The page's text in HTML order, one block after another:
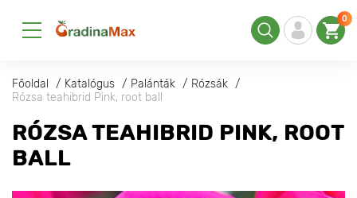
0
Főoldal Katalógus Palánták
Rózsák
Rózsa teahibrid Pink, root ball
RÓZSA TEAHIBRID PINK, ROOT
BALL